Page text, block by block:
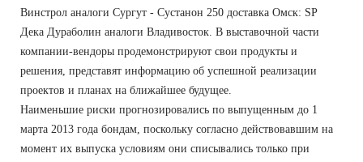
Винстрол аналоги Сургут - Сустанон 250 доставка Омск: SP
Дека Дураболин аналоги Владивосток. В выставочной части
компании-вендоры продемонстрируют свои продукты и
решения, представят информацию об успешной реализации
проектов и планах на ближайшее будущее.
Наименьшие риски прогнозировались по выпущенным до 1
марта 2013 года бондам, поскольку согласно действовавшим на
момент их выпуска условиям они списывались только при